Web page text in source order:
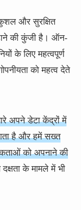
और सुरक्षित
की कुंजी है। ऑन-
के लिए महत्वपूर्ण
को महत्व देते
अपने डेटा केंद्रों में
है और हमें सख्त
को अपनाने की
के मामले में भी